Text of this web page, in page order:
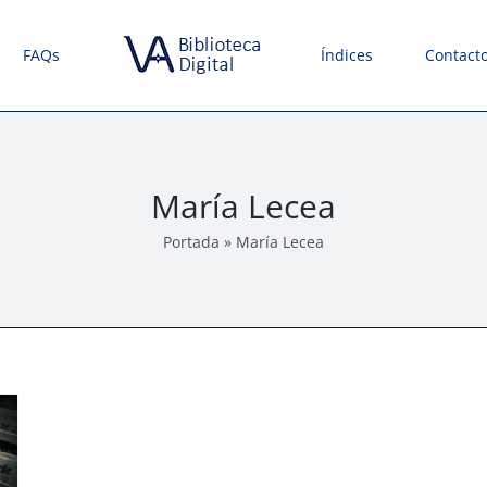
FAQs Índices
María Lecea
Portada » María Lecea